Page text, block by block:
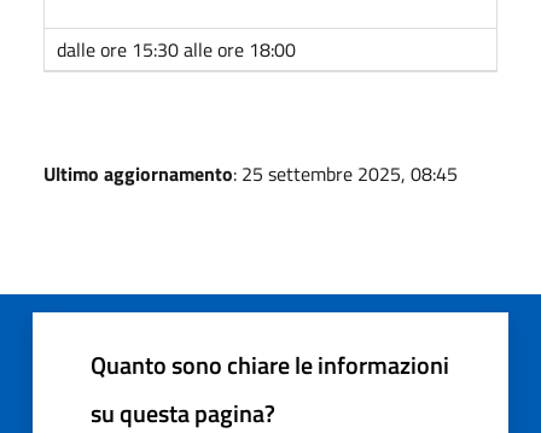
dalle ore 15:30 alle ore 18:00
Ultimo aggiornamento: 25 settembre 2025, 08:45
Quanto sono chiare le informazioni
su questa pagina?